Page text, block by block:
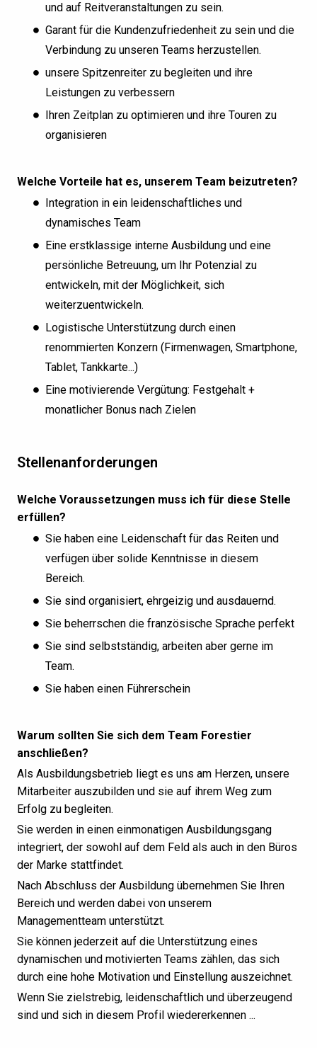
und auf Reitveranstaltungen zu sein.
Garant für die Kundenzufriedenheit zu sein und die
Verbindung zu unseren Teams herzustellen.
unsere Spitzenreiter zu begleiten und ihre
Leistungen zu verbessern
Ihren Zeitplan zu optimieren und ihre Touren zu
organisieren
Welche Vorteile hat es, unserem Team beizutreten?
Integration in ein leidenschaftliches und
dynamisches Team
Eine erstklassige interne Ausbildung und eine
persönliche Betreuung, um Ihr Potenzial zu
entwickeln, mit der Möglichkeit, sich
weiterzuentwickeln.
Logistische Unterstützung durch einen
renommierten Konzern (Firmenwagen, Smartphone,
Tablet, Tankkarte...)
Eine motivierende Vergütung: Festgehalt +
monatlicher Bonus nach Zielen
Stellenanforderungen
Welche Voraussetzungen muss ich für diese Stelle
erfüllen?
Sie haben eine Leidenschaft für das Reiten und
verfügen über solide Kenntnisse in diesem
Bereich.
Sie sind organisiert, ehrgeizig und ausdauernd.
Sie beherrschen die französische Sprache perfekt
Sie sind selbstständig, arbeiten aber gerne im
Team.
Sie haben einen Führerschein
Warum sollten Sie sich dem Team Forestier
anschließen?
Als Ausbildungsbetrieb liegt es uns am Herzen, unsere
Mitarbeiter auszubilden und sie auf ihrem Weg zum
Erfolg zu begleiten.
Sie werden in einen einmonatigen Ausbildungsgang
integriert, der sowohl auf dem Feld als auch in den Büros
der Marke stattfindet.
Nach Abschluss der Ausbildung übernehmen Sie Ihren
Bereich und werden dabei von unserem
Managementteam unterstützt.
Sie können jederzeit auf die Unterstützung eines
dynamischen und motivierten Teams zählen, das sich
durch eine hohe Motivation und Einstellung auszeichnet.
Wenn Sie zielstrebig, leidenschaftlich und überzeugend
sind und sich in diesem Profil wiedererkennen ...